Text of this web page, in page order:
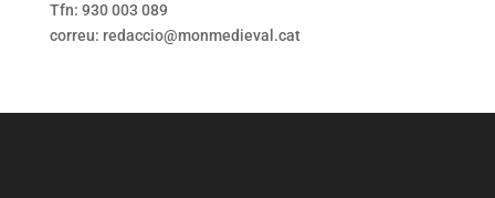
Tfn: 930 003 089
correu: redaccio@monmedieval.cat